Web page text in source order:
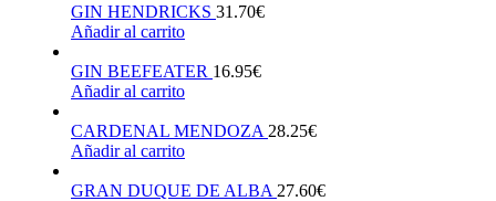
GIN HENDRICKS 31.70€
Añadir al carrito
GIN BEEFEATER 16.95€
Añadir al carrito
CARDENAL MENDOZA 28.25€
Añadir al carrito
GRAN DUQUE DE ALBA 27.60€